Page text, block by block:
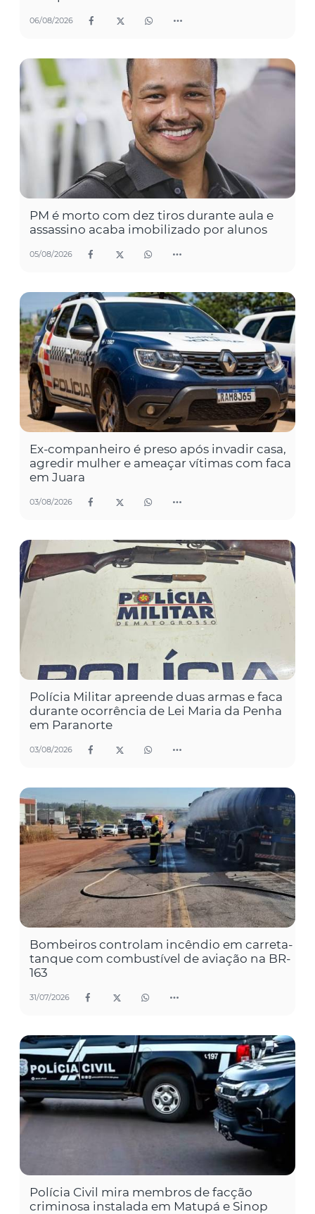
06/08/2026
PM é morto com dez tiros durante aula e
assassino acaba imobilizado por alunos
05/08/2026
Ex-companheiro é preso após invadir casa,
agredir mulher e ameaçar vítimas com faca
em Juara
03/08/2026
Polícia Militar apreende duas armas e faca
durante ocorrência de Lei Maria da Penha
em Paranorte
03/08/2026
Bombeiros controlam incêndio em carreta-
tanque com combustível de aviação na BR-
163
31/07/2026
Polícia Civil mira membros de facção
criminosa instalada em Matupá e Sinop